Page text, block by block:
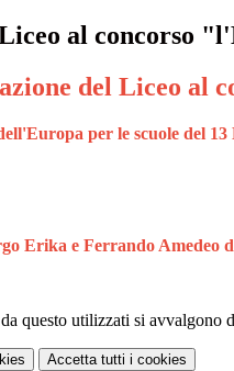
al concorso
del Liceo al
per le scuole del 13
Erika e Ferrando Amedeo
questo utilizzati si
Accetta tutti i cookies